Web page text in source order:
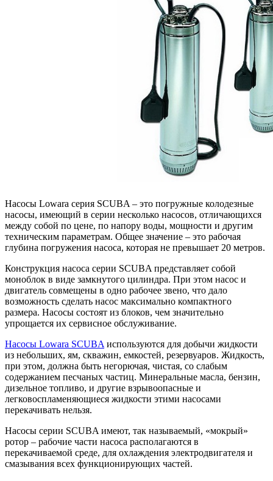
Насосы Lowara серия SCUBA – это погружные колодезные
насосы, имеющий в серии несколько насосов, отличающихся
между собой по цене, по напору воды, мощности и другим
техническим параметрам. Общее значение – это рабочая
глубина погружения насоса, которая не превышает 20 метров.
Конструкция насоса серии SCUBA представляет собой
моноблок в виде замкнутого цилиндра. При этом насос и
двигатель совмещены в одно рабочее звено, что дало
возможность сделать насос максимально компактного
размера. Насосы состоят из блоков, чем значительно
упрощается их сервисное обслуживание.
Насосы Lowara SCUBA используются для добычи жидкости
из небольших, ям, скважин, емкостей, резервуаров. Жидкость,
при этом, должна быть негорючая, чистая, со слабым
содержанием песчаных частиц. Минеральные масла, бензин,
дизельное топливо, и другие взрывоопасные и
легковоспламеняющиеся жидкости этими насосами
перекачивать нельзя.
Насосы серии SCUBA имеют, так называемый, «мокрый»
ротор – рабочие части насоса располагаются в
перекачиваемой среде, для охлаждения электродвигателя и
смазывания всех функционирующих частей.